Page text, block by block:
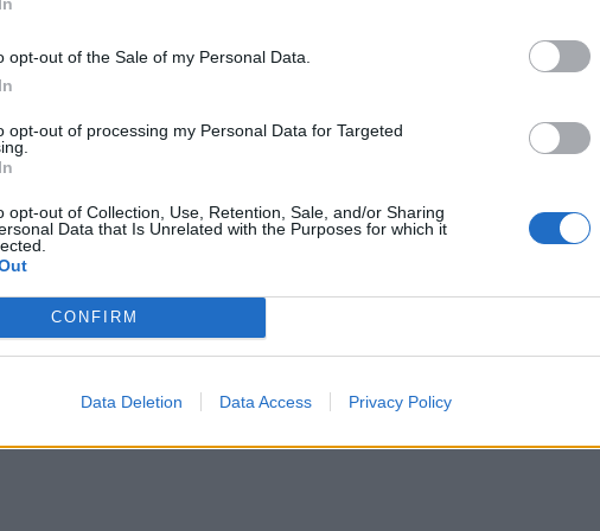
opt-out of the Sale of my Personal Data.
opt-out of processing my Personal Data for Targeted
opt-out of Collection, Use, Retention, Sale, and/or Sharing
Data that Is Unrelated with the Purposes for which it
CONFIRM
Data Deletion Data Access Privacy Policy
το χρήστη Tamta (@officialtamta)
ΔΙΑΦΗΜΙΣΗ